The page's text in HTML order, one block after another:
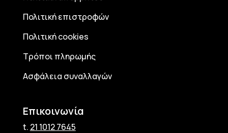
Πολιτική επιστροφών
Πολιτική cookies
Τρόποι πληρωμής
Ασφάλεια συναλλαγών
Επικοινωνία
t. 21 1012 7645